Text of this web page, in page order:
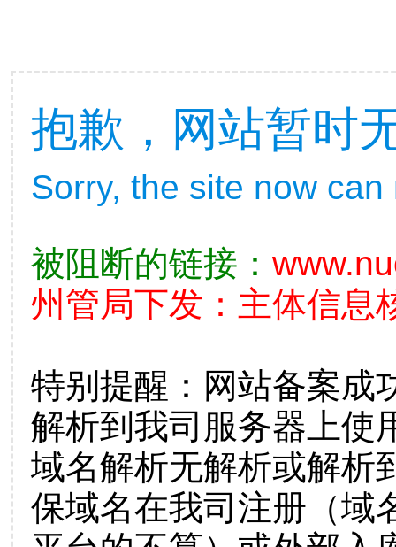
抱歉，网站暂时
Sorry, the site now
被阻断的链接：
州管局下发：主体信息
特别提醒：网站备案成
解析到我司服务器上使
域名解析无解析或解析
保域名在我司注册（域